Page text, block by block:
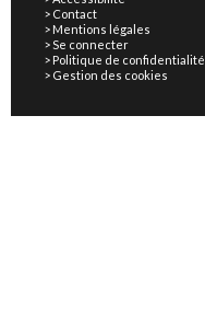
Contact
Mentions légales
Se connecter
Politique de confidentialité
Gestion des cookies